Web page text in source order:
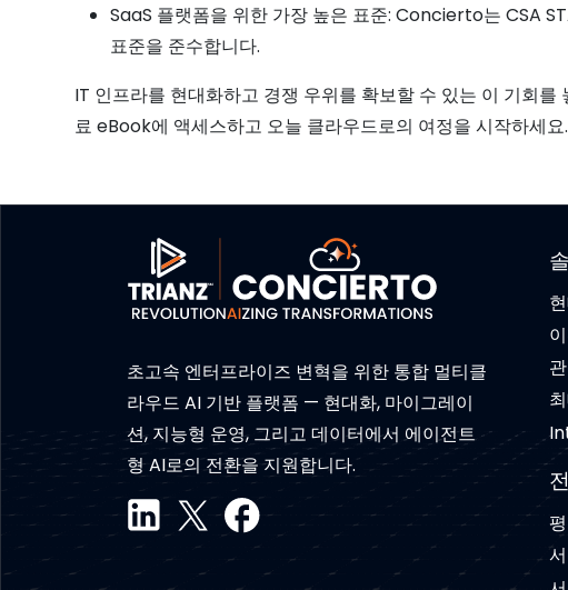
SaaS 플랫폼을 위한 가장 높은 표준: Concierto는 CSA
표준을 준수합니다.
IT 인프라를 현대화하고 경쟁 우위를 확보할 수 있는 이 기회를
료 eBook에 액세스하고 오늘 클라우드로의 여정을 시작하세요.
초고속 엔터프라이즈 변혁을 위한 통합 멀티클
라우드 AI 기반 플랫폼 — 현대화, 마이그레이
션, 지능형 운영, 그리고 데이터에서 에이전트
형 AI로의 전환을 지원합니다.